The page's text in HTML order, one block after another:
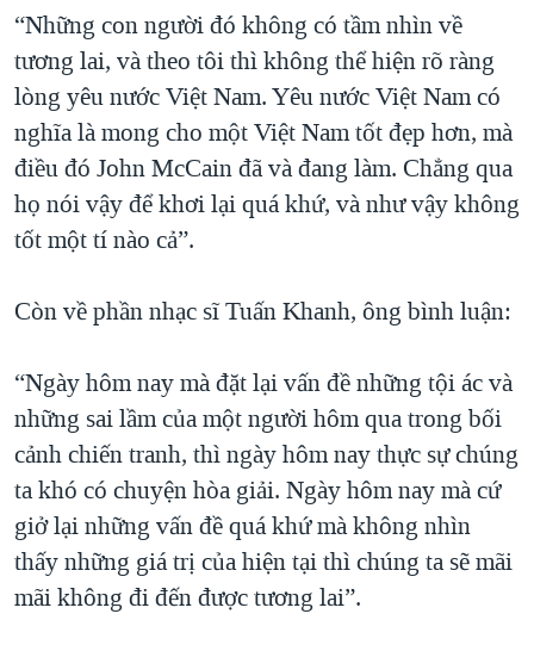
“Những con người đó không có tầm nhìn về
tương lai, và theo tôi thì không thể hiện rõ ràng
lòng yêu nước Việt Nam. Yêu nước Việt Nam có
nghĩa là mong cho một Việt Nam tốt đẹp hơn, mà
điều đó John McCain đã và đang làm. Chẳng qua
họ nói vậy để khơi lại quá khứ, và như vậy không
tốt một tí nào cả”.
Còn về phần nhạc sĩ Tuấn Khanh, ông bình luận:
“Ngày hôm nay mà đặt lại vấn đề những tội ác và
những sai lầm của một người hôm qua trong bối
cảnh chiến tranh, thì ngày hôm nay thực sự chúng
ta khó có chuyện hòa giải. Ngày hôm nay mà cứ
giở lại những vấn đề quá khứ mà không nhìn
thấy những giá trị của hiện tại thì chúng ta sẽ mãi
mãi không đi đến được tương lai”.